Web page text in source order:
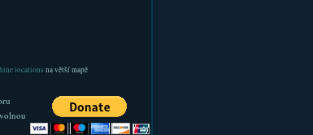
locations na větší mapě